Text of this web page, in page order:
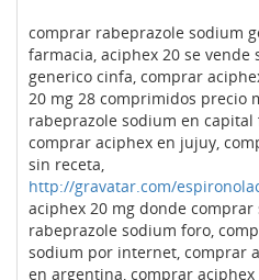
comprar rabeprazole sodium
farmacia, aciphex 20 se
generico cinfa, comprar
20 mg 28 comprimidos precio
rabeprazole sodium en capital
comprar aciphex en jujuy,
sin receta,
http://gravatar.com/
aciphex 20 mg donde
rabeprazole sodium foro,
sodium por internet, comprar
en argentina, comprar